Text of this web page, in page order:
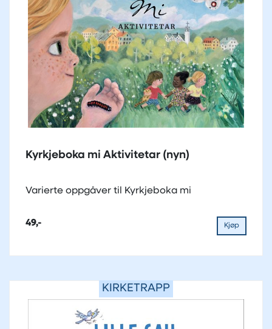
Kyrkjeboka mi Aktivitetar (nyn)
Varierte oppgåver til Kyrkjeboka mi
49,- Kjøp
KIRKETRAPP